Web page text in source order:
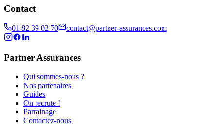
Contact
01 82 39 02 70 contact@partner-assurances.com
Partner Assurances
Qui sommes-nous ?
Nos partenaires
Guides
On recrute !
Parrainage
Contactez-nous